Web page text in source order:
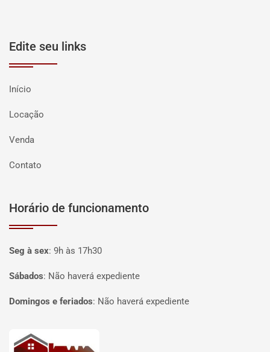
Edite seu links
Início
Locação
Venda
Contato
Horário de funcionamento
Seg à sex: 9h às 17h30
Sábados: Não haverá expediente
Domingos e feriados: Não haverá expediente
Página inicial